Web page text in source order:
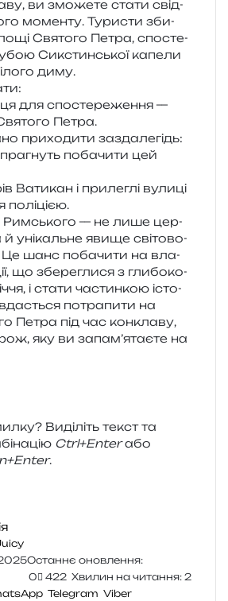
ви змо­же­те стати свід­
момен­ту. Туристи зби­
Святого Петра, спо­сте­
Сикстинської капе­ли
диму.
для спо­сте­ре­же­н­ня —
Петра.
при­хо­ди­ти зазда­ле­гідь:
поба­чи­ти цей
Ватикан і при­ле­глі вули­ці
поліцією.
— не лише цер­
й уні­каль­не явище сві­то­во­
Це шанс поба­чи­ти на вла­
що збе­ре­гли­ся з гли­бо­ко­
і стати частин­кою істо­
потра­пи­ти на
Петра під час кон­кла­ву,
яку ви запа­м’я­та­є­те на
Виділіть текст та
Ctrl+Enterабо
.
Останнє оновлення:
0 422 Хвилин на читання: 2
Telegram Viber